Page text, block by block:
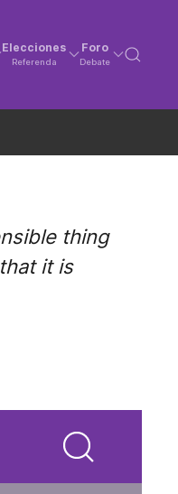
Elecciones
Referenda
Foro
Debate
thing
it is